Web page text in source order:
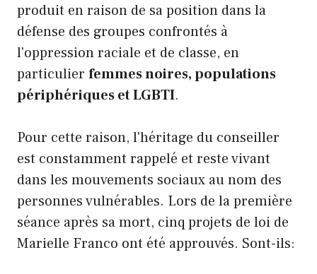
produit en raison de sa position dans la
défense des groupes confrontés à
l'oppression raciale et de classe, en
particulier femmes noires, populations
périphériques et LGBTI.
Pour cette raison, l'héritage du conseiller
est constamment rappelé et reste vivant
dans les mouvements sociaux au nom des
personnes vulnérables. Lors de la première
séance après sa mort, cinq projets de loi de
Marielle Franco ont été approuvés. Sont-ils: